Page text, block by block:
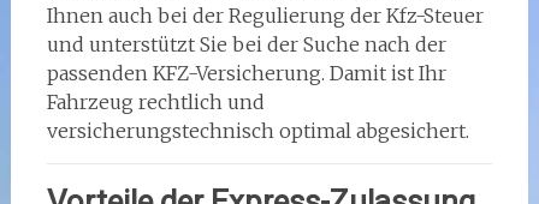
Ihnen auch bei der Regulierung der Kfz-Steuer
und unterstützt Sie bei der Suche nach der
passenden KFZ-Versicherung. Damit ist Ihr
Fahrzeug rechtlich und
versicherungstechnisch optimal abgesichert.